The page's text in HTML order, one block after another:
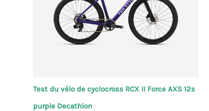
Test du vélo de cyclocross RCX II Force AXS 12s
purple Decathlon